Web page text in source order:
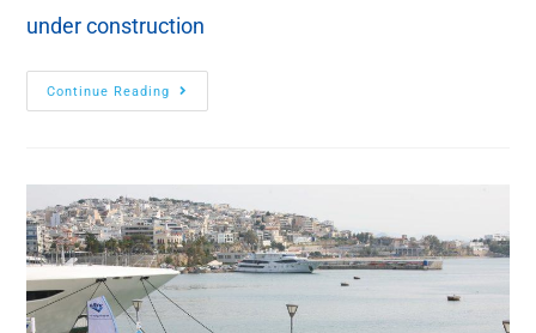
under construction
Continue Reading